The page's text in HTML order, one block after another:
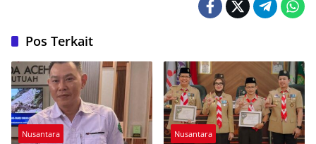
Pos Terkait
Nusantara Nusantara